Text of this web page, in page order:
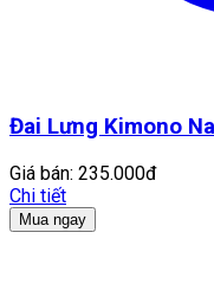
Đai Lưng Kimono
Giá bán: 235.000đ
Chi tiết
Mua ngay